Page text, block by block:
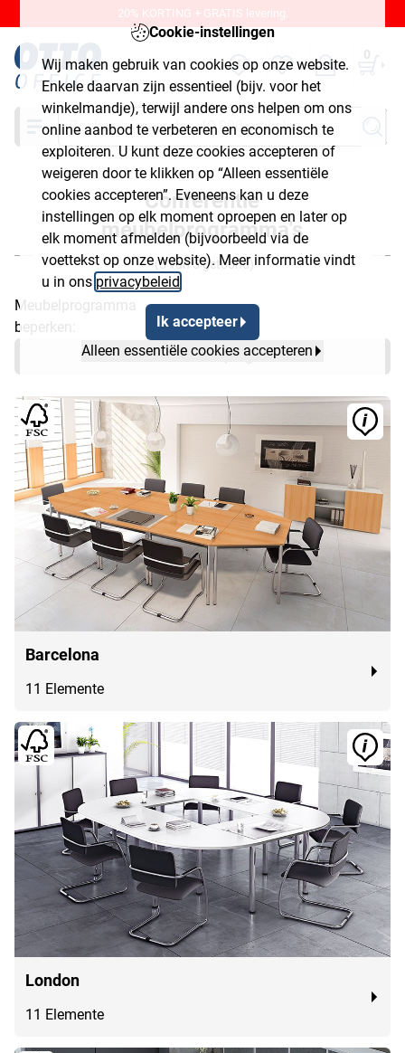
Cookie-instellingen
Wij maken gebruik van cookies op onze website.
Enkele daarvan zijn essentieel (bijv. voor het
winkelmandje), terwijl andere ons helpen om ons
online aanbod te verbeteren en economisch te
exploiteren. U kunt deze cookies accepteren of
weigeren door te klikken op “Alleen essentiële
cookies accepteren”. Eveneens kan u deze
instellingen op elk moment oproepen en later op
elk moment afmelden (bijvoorbeeld via de
voettekst op onze website). Meer informatie vindt
u in ons privacybeleid
Ik accepteer
Alleen essentiële cookies accepteren
20% KORTING + GRATIS levering.
0
Zoeken
Conferentie
meubelprogramma's
(5 van 5 getoond)
Meubelprogramma
beperken:
Direct naar het meubelprogramma
Barcelona
11 Elemente
London
11 Elemente